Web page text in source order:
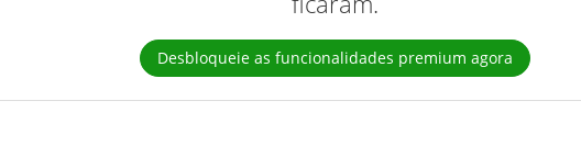
Desbloqueie as funcionalidades premium agora